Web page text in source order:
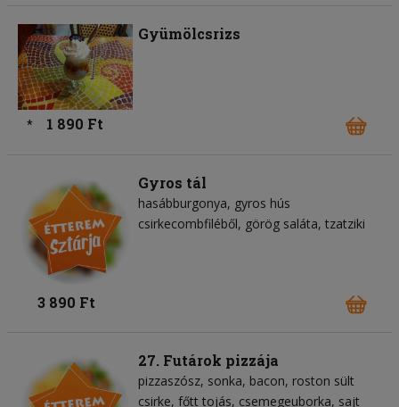
Gyümölcsrizs
* 1 890 Ft
Gyros tál
hasábburgonya gyros hús
csirkecombfiléből görög saláta tzatziki
3 890 Ft
27. Futárok pizzája
pizzaszósz sonka bacon roston sült
csirke főtt tojás csemegeuborka sajt